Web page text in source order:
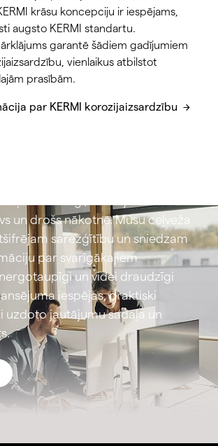
krāsu koncepciju ir iespējams,
augsto KERMI standartu.
garantē šādiem gadījumiem
vienlaikus atbilstot
prasībām.
par KERMI korozijaizsardzību
un drošs nākotnē. Mūsu ceļveža
sarežģītību un sniedzam
par svarīgākajiem
un videi draudzīgi
iespējas, praktiski
uzdoto jautājumu sadaļa un